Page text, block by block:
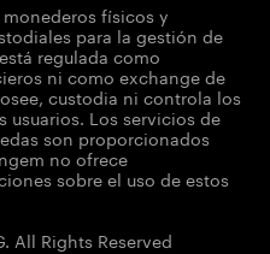
físicos y
para la gestión de
regulada como
ni como exchange de
custodia ni controla los
Los servicios de
son proporcionados
no ofrece
sobre el uso de estos